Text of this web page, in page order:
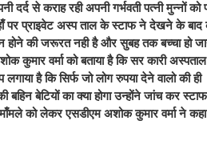
से कराह रही अपनी गर्भवती पत्नी मुन्नों को
पर प्राइवेट अस्प ताल के स्टाफ ने देखने के बाद
होने की जरूरत नही है और सुबह तक बच्चा हो
कुमार वर्मा को बताया है कि सर कारी
है कि सिर्फ जो लोग रुपया देने वालो की ही
बहिन बेटियों का क्या होगा उन्होंने जांच कर
माँमले को लेकर एसडीएम अशोक कुमार वर्मा ने